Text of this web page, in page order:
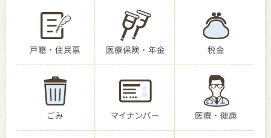
戸籍・住民票 医療保険・年金 税金
ごみ マイナンバー 医療・健康